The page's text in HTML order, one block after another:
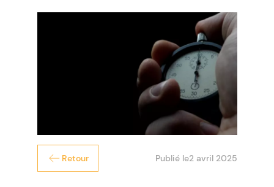
Retour Publié le2 avril 2025